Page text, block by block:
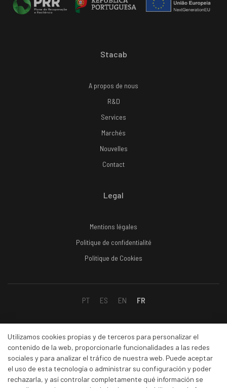
Stacab
A propos de nous
R&D
Services
Marchés
Nouvelles
Contact
Legal
Mentions légales
Politique de confidentialité
Politique de Cookies
PT ES EN FR
Facebook
Linkedin
Utilizamos cookies propias y de terceros para personalizar el
contenido de la web, proporcionarle funcionalidades a las redes
sociales y para analizar el tráfico de nuestra web. Puede aceptar
el uso de esta tecnología o administrar su configuración y poder
rechazarla, y así controlar completamente qué información se